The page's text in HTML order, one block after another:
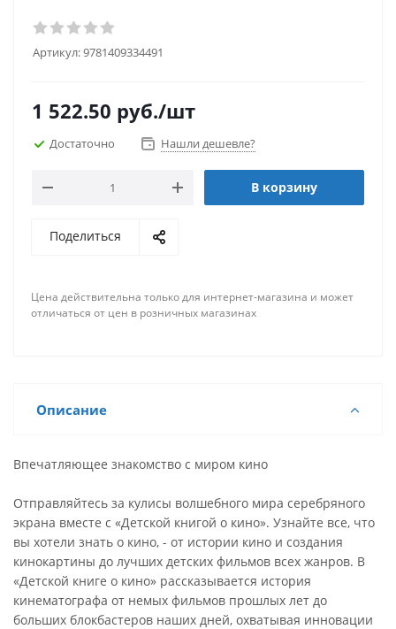
Артикул:9781409334491
1 522.50 руб./шт
Достаточно Нашли дешевле?
В корзину
Поделиться
Цена действительна только для интернет-магазина и может
отличаться от цен в розничных магазинах
Описание
Впечатляющее знакомство с миром кино
Отправляйтесь за кулисы волшебного мира серебряного
экрана вместе с «Детской книгой о кино». Узнайте все, что
вы хотели знать о кино, - от истории кино и создания
кинокартины до лучших детских фильмов всех жанров. В
«Детской книге о кино» рассказывается история
кинематографа от немых фильмов прошлых лет до
больших блокбастеров наших дней, охватывая инновации